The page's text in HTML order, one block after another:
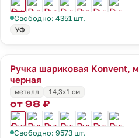
Свободно: 4351 шт.
УФ
Ручка шариковая Konvent,
черная
металл 14,3х1 см
от 98 ₽
Свободно: 9573 шт.